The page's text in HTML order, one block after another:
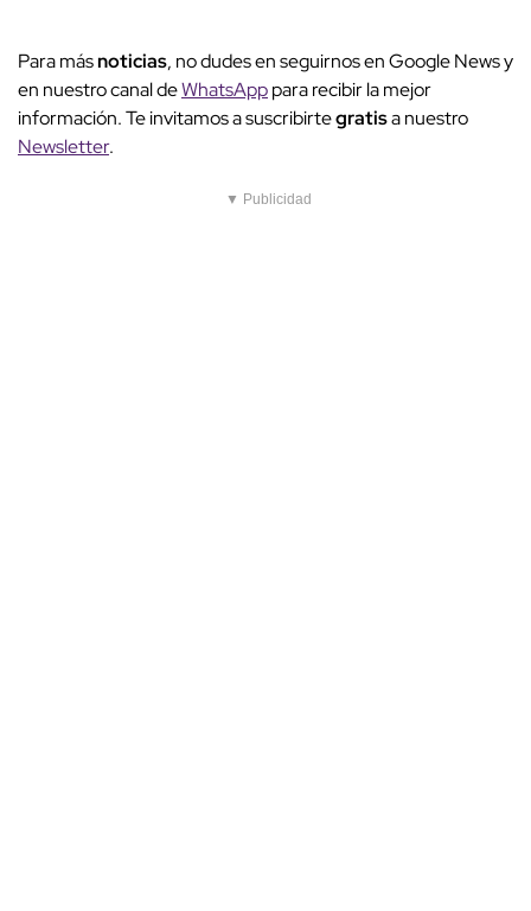
Para másnoticias, no dudes en seguirnos en Google News y
en nuestro canal deWhatsApppara recibir la mejor
información. Te invitamos a suscribirtegratisa nuestro
Newsletter.
▼ Publicidad